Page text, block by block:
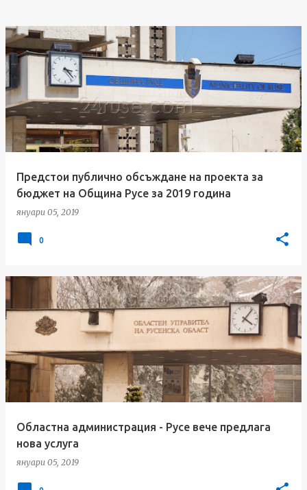
Предстои публично обсъждане на проекта за
бюджет на Община Русе за 2019 година
януари 05, 2019
0
Областна администрация - Русе вече предлага
нова услуга
януари 05, 2019